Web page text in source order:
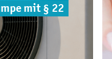
mit § 22